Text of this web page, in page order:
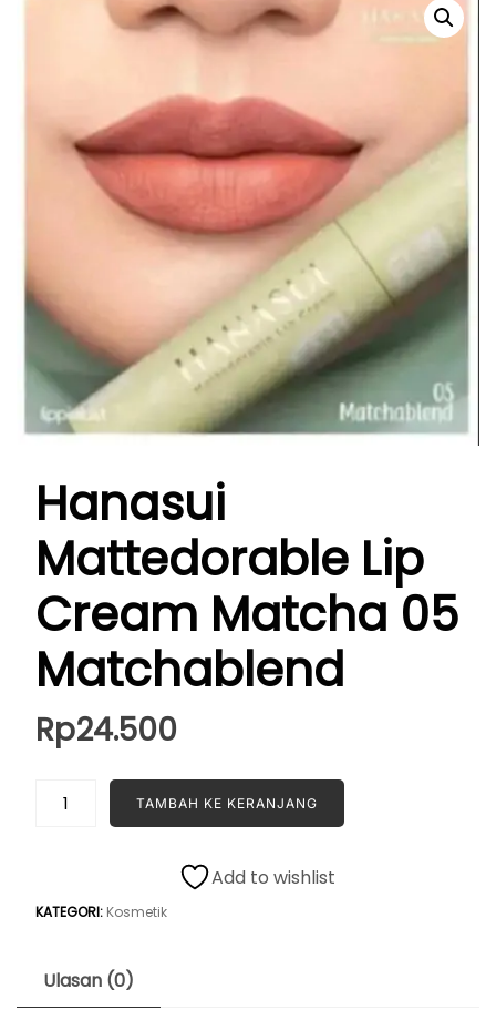
Hanasui
Mattedorable Lip
Cream Matcha 05
Matchablend
Rp24.500
Kuantitas
Matcha
Matchablend
TAMBAH KE KERANJANG
Add to wishlist
KATEGORI: Kosmetik
Ulasan (0)